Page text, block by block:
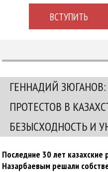
ВСТУПИТЬ
ГЕННАДИЙ
ПРОТЕСТОВ В
БЕЗЫСХОДНОСТЬ И
Последние 30 лет казахские
Назарбаевым решали